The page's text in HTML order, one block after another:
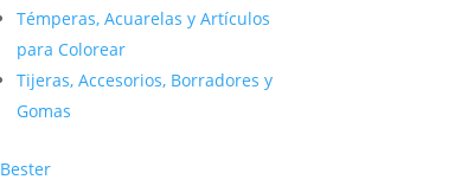
Témperas, Acuarelas y Artículos
para Colorear
Tijeras, Accesorios, Borradores y
Gomas
Bester